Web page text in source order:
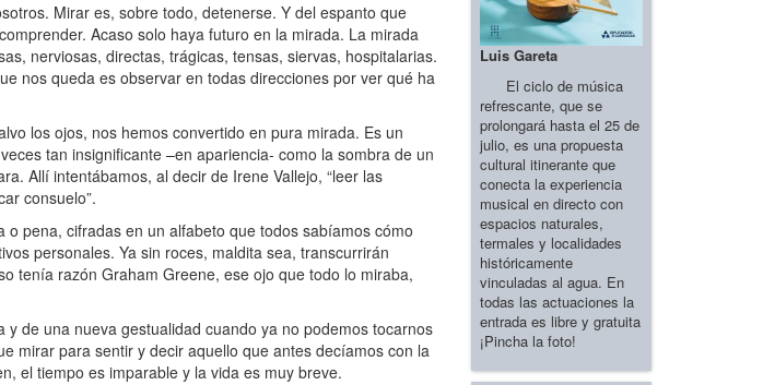
Mirar es, sobre todo, detenerse. Y del espanto que
Acaso solo haya futuro en la mirada. La mirada
nerviosas, directas, trágicas, tensas, siervas, hospitalarias.
nos queda es observar en todas direcciones por ver qué ha
los ojos, nos hemos convertido en pura mirada. Es un
tan insignificante –en apariencia- como la sombra de un
Allí intentábamos, al decir de Irene Vallejo, “leer las
consuelo”.
pena, cifradas en un alfabeto que todos sabíamos cómo
personales. Ya sin roces, maldita sea, transcurrirán
tenía razón Graham Greene, ese ojo que todo lo miraba,
y de una nueva gestualidad cuando ya no podemos tocarnos
mirar para sentir y decir aquello que antes decíamos con la
el tiempo es imparable y la vida es muy breve.
Luis Gareta
El ciclo de música
refrescante, que se
prolongará hasta el 25 de
julio, es una propuesta
cultural itinerante que
conecta la experiencia
musical en directo con
espacios naturales,
termales y localidades
históricamente
vinculadas al agua. En
todas las actuaciones la
entrada es libre y gratuita
¡Pincha la foto!